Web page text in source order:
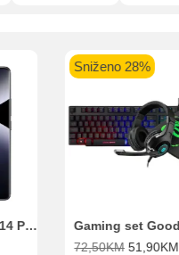
Xiaomi Redmi Note 14 Pro 8GB 256GB Crni
Sniženo 28%
72,50KM 51,90KM